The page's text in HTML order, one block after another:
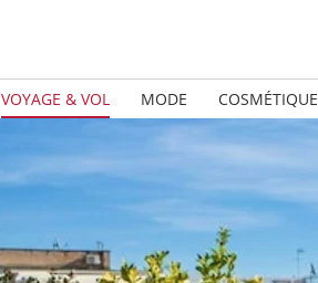
VOYAGE & VOL MODE COSMÉTIQUE